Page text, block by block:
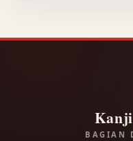
BAGIAN